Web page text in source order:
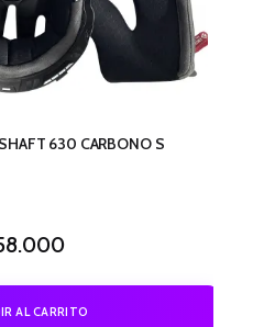
630 CARBONO S
AL CARRITO